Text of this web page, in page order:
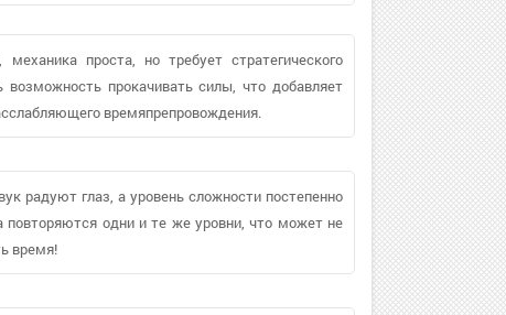
проста, но требует стратегического
прокачивать силы, что добавляет
времяпрепровождения.
радуют глаз, а уровень сложности постепенно
повторяются одни и те же уровни, что может не
время!